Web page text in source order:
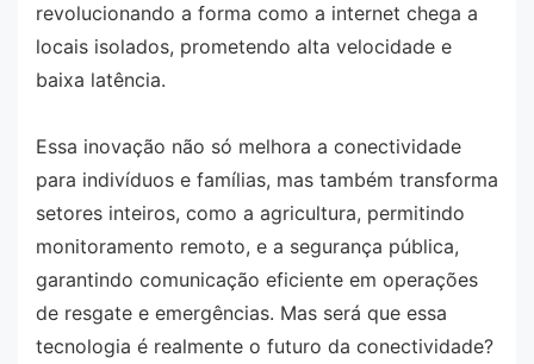
revolucionando a forma como a internet chega a
locais isolados, prometendo alta velocidade e
baixa latência.
Essa inovação não só melhora a conectividade
para indivíduos e famílias, mas também transforma
setores inteiros, como a agricultura, permitindo
monitoramento remoto, e a segurança pública,
garantindo comunicação eficiente em operações
de resgate e emergências. Mas será que essa
tecnologia é realmente o futuro da conectividade?